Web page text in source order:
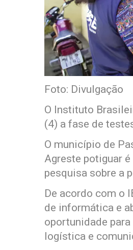
Foto: Divulgação
O Instituto
(4) a fase de
O município de
Agreste potiguar
pesquisa sobre a
De acordo com o
de informática e
oportunidade
logística e